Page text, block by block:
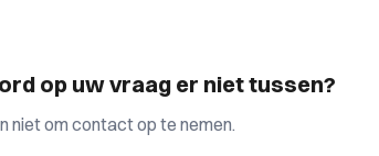
op uw vraag er niet tussen?
niet om contact op te nemen.